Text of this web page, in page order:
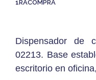
Dispensador de
02213. Base
escritorio en
1RACOMPRA